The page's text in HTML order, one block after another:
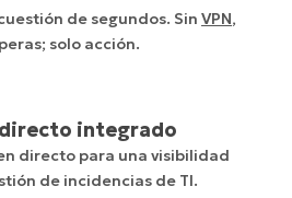
de segundos. Sin VPN,
solo acción.
integrado
directo para una visibilidad
de incidencias de TI.